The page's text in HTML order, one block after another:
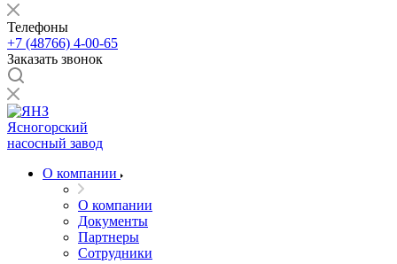
Телефоны
+7 (48766) 4-00-65
Заказать звонок
Ясногорский
насосный завод
О компании
О компании
Документы
Партнеры
Сотрудники